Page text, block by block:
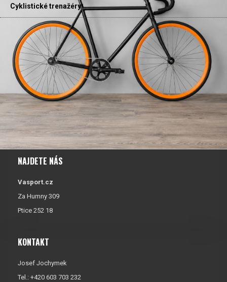
Cyklistické trenažéry
NAJDETE NÁS
Vasport.cz
Za Humny 309
Ptice 252 18
KONTAKT
Josef Jochymek
Tel.: +420 603 703 232